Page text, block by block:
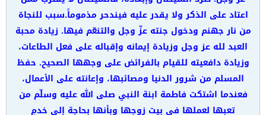
اعتاد على الذكر ولا يقدر عليه فيندحر مذموماً.سبب للنجاة
من نار جهنم ودخول جنته عزّ وجل والتنعّم فيها. زيادة محبة
العبد لله عز وجل وزيادة إيمانه وإقباله على فعل الطاعات،
وزيادة دافعيته للقيام بالفرائض على وجهها الصحيح. حفظ
المسلم من شرور الدنيا ومصائبها، وإعانته على الأعمال،
فعندما اشتكت فاطمة ابنة النبي صلى الله عليه وسلّم من
تعبها لعملها في بيت زوجها وبأنها بحاجة إلى خدمٍ